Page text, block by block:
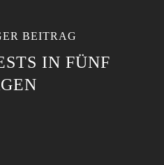
BEITRAG
IN FÜNF